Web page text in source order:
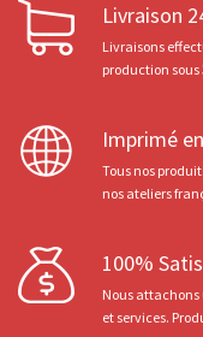
Livraison
Livraisons
production sous
Imprimé
Tous nos
nos ateliers
100%
Nous
et services.